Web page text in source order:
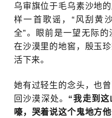
乌审旗位于毛乌素沙地
样一首歌谣，“风刮黄
全”。
眼前是一望无际的
在沙漠里的地窖， 殷玉珍
活下来。
她有过轻生的念头，也
回沙漠深处。 “我走到这
嚎，哭着说这个鬼地方